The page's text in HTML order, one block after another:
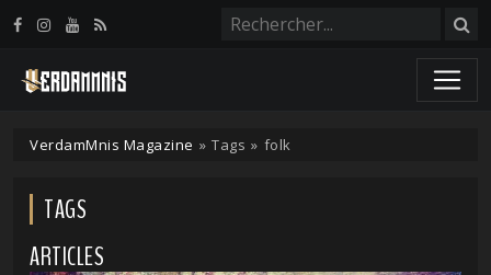
VerdamMnis Magazine » Tags » folk
TAGS
ARTICLES
Panneau de gestion des cookies